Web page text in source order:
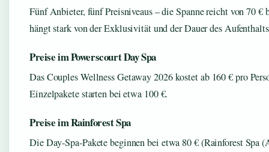
Fünf Anbieter, fünf Preisniveaus – die Spanne reicht von 70 €
hängt stark von der Exklusivität und der Dauer des
Preise im Powerscourt Day Spa
Das Couples Wellness Getaway 2026 kostet ab 160 € pro
Einzelpakete starten bei etwa 100 €.
Preise im Rainforest Spa
Die Day-Spa-Pakete beginnen bei etwa 80 € (Rainforest Spa